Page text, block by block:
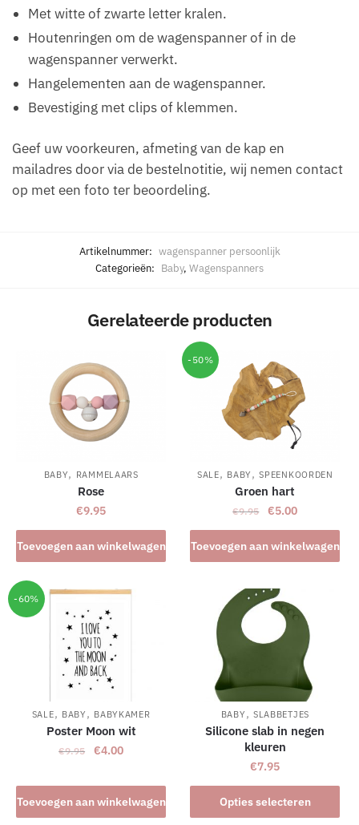
Met witte of zwarte letter kralen.
Houtenringen om de wagenspanner of in de
wagenspanner verwerkt.
Hangelementen aan de wagenspanner.
Bevestiging met clips of klemmen.
Geef uw voorkeuren, afmeting van de kap en
mailadres door via de bestelnotitie, wij nemen contact
op met een foto ter beoordeling.
Artikelnummer: wagenspanner persoonlijk
Categorieën: Baby, Wagenspanners
Gerelateerde producten
BABY, RAMMELAARS
Rose
€9.95
Toevoegen aan winkelwagen
-50%
SALE, BABY ,SPEENKOORDEN
Groen hart
€9.95
Oorspronkelijke
prijs
was:
€9.95.
€5.00Huidige
prijs
is:
€5.00.
Toevoegen aan winkelwagen
-60%
SALE, BABY , BABYKAMER
Poster Moon wit
€9.95
Oorspronkelijke
was:
€9.95.
€4.00Huidige
is:
€4.00.
Toevoegen aan winkelwagen
BABY , SLABBETJES
Silicone slab in negen
kleuren
€7.95
Opties selecteren
Dit
product